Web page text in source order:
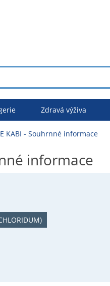
Zdravá výživa
KABI - Souhrnné informace
informace